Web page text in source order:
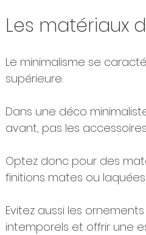
Les matériaux
Le minimalisme se
supérieure.
Dans une déco
avant, pas les
Optez donc pour des
finitions mates ou
Evitez aussi les
intemporels et offrir une